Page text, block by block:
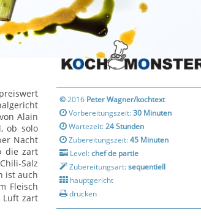
Alain
ob solo
Nacht
die zart
Salz
ist auch
Fleisch
Luft zart
©2016 Peter Wagner/kochtext
Vorbereitungszeit:30 Minuten
Wartezeit:24 Stunden
Zubereitungszeit:45 Minuten
Level:chef de partie
Zubereitungsart:sequentiell
hauptgericht
drucken